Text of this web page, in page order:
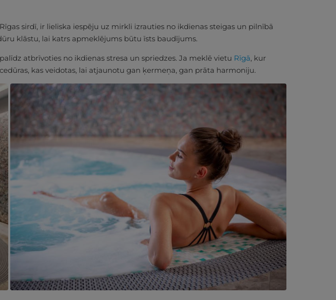
sirdī, ir lieliska iespēju uz mirkli izrauties no ikdienas steigas un pilnībā
klāstu, lai katrs apmeklējums būtu īsts baudījums.
atbrīvoties no ikdienas stresa un spriedzes. Ja meklē vietu Rīgā, kur
kas veidotas, lai atjaunotu gan ķermeņa, gan prāta harmoniju.